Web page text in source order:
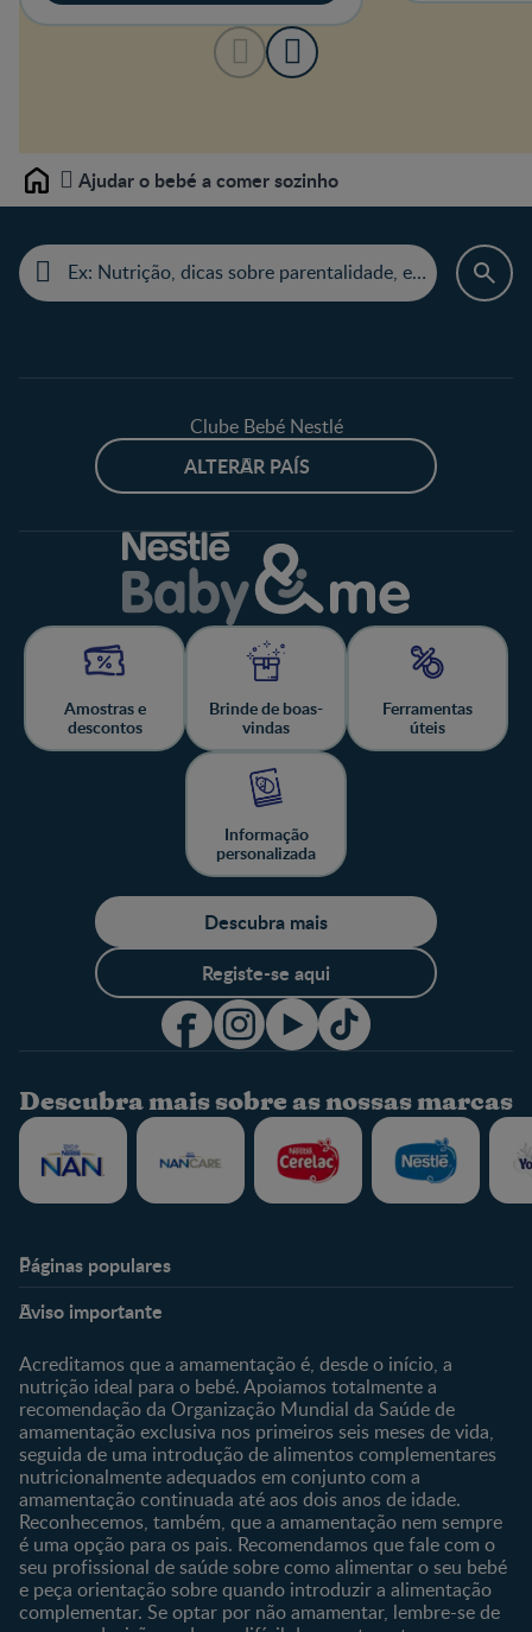
Home Ajudar o bebé a comer sozinho
Clube Bebé Nestlé
ALTERAR PAÍS
Amostras e
descontos
Brinde de boas-
vindas
Ferramentas
úteis
Informação
personalizada
Descubra mais
Registe-se aqui
Descubra mais sobre as nossas marcas
Páginas populares
Sobre Nós
Sobre o Clube
Clube Bebé Nestlé
Entrar/Registe-se
Comprar
Os nossos produtos
As nossas marcas
Aviso importante
Acreditamos que a amamentação é, desde o início, a
nutrição ideal para o bebé. Apoiamos totalmente a
recomendação da Organização Mundial da Saúde de
amamentação exclusiva nos primeiros seis meses de vida,
seguida de uma introdução de alimentos complementares
nutricionalmente adequados em conjunto com a
amamentação continuada até aos dois anos de idade.
Reconhecemos, também, que a amamentação nem sempre
é uma opção para os pais. Recomendamos que fale com o
seu profissional de saúde sobre como alimentar o seu bebé
e peça orientação sobre quando introduzir a alimentação
complementar. Se optar por não amamentar, lembre-se de